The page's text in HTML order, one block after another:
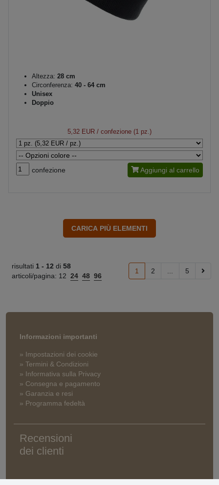
Altezza: 28 cm
Circonferenza: 40 - 64 cm
Unisex
Doppio
5,32 EUR / confezione (1 pz.)
confezione Aggiungi al carrello
risultati 1 - 12 di 58
articoli/pagina: 12 24 48 96
1 2 5
Informazioni importanti
» Impostazioni dei cookie
» Termini & Condizioni
» Informativa sulla Privacy
» Consegna e pagamento
» Garanzia e resi
» Programma fedeltà
Recensioni
dei clienti